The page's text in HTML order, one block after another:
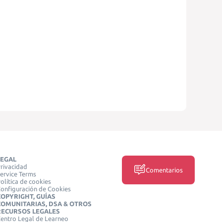
Terms
de cookies
de Cookies
GUÍAS
DSA & OTROS
LEGALES
Legal de Learneo
Comentarios